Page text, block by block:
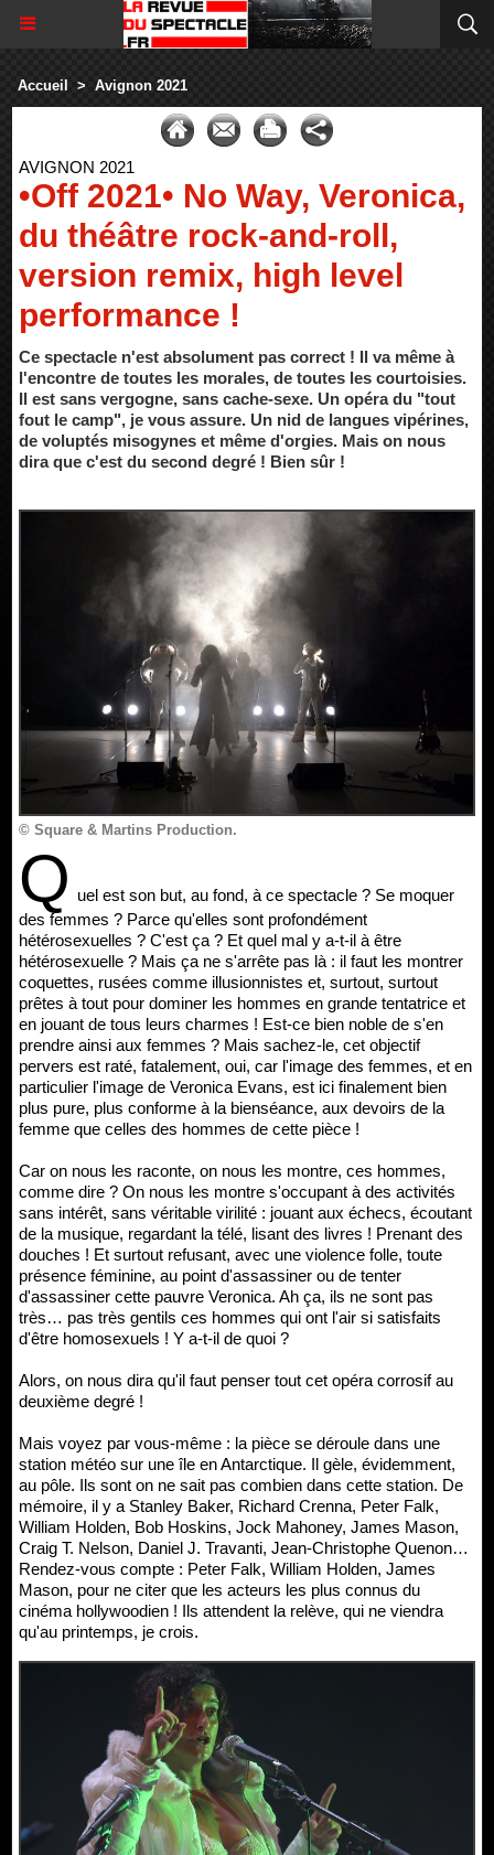
Accueil > Avignon 2021
AVIGNON 2021
•Off 2021• No Way, Veronica,
du théâtre rock-and-roll,
version remix, high level
performance !
Ce spectacle n'est absolument pas correct ! Il va même à
l'encontre de toutes les morales, de toutes les courtoisies.
Il est sans vergogne, sans cache-sexe. Un opéra du "tout
fout le camp", je vous assure. Un nid de langues vipérines,
de voluptés misogynes et même d'orgies. Mais on nous
dira que c'est du second degré ! Bien sûr !
© Square & Martins Production.
Q uel est son but, au fond, à ce spectacle ? Se moquer
des femmes ? Parce qu'elles sont profondément
hétérosexuelles ? C'est ça ? Et quel mal y a-t-il à être
hétérosexuelle ? Mais ça ne s'arrête pas là : il faut les montrer
coquettes, rusées comme illusionnistes et, surtout, surtout
prêtes à tout pour dominer les hommes en grande tentatrice et
en jouant de tous leurs charmes ! Est-ce bien noble de s'en
prendre ainsi aux femmes ? Mais sachez-le, cet objectif
pervers est raté, fatalement, oui, car l'image des femmes, et en
particulier l'image de Veronica Evans, est ici finalement bien
plus pure, plus conforme à la bienséance, aux devoirs de la
femme que celles des hommes de cette pièce !
Car on nous les raconte, on nous les montre, ces hommes,
comme dire ? On nous les montre s'occupant à des activités
sans intérêt, sans véritable virilité : jouant aux échecs, écoutant
de la musique, regardant la télé, lisant des livres ! Prenant des
douches ! Et surtout refusant, avec une violence folle, toute
présence féminine, au point d'assassiner ou de tenter
d'assassiner cette pauvre Veronica. Ah ça, ils ne sont pas
très… pas très gentils ces hommes qui ont l'air si satisfaits
d'être homosexuels ! Y a-t-il de quoi ?
Alors, on nous dira qu'il faut penser tout cet opéra corrosif au
deuxième degré !
Mais voyez par vous-même : la pièce se déroule dans une
station météo sur une île en Antarctique. Il gèle, évidemment,
au pôle. Ils sont on ne sait pas combien dans cette station. De
mémoire, il y a Stanley Baker, Richard Crenna, Peter Falk,
William Holden, Bob Hoskins, Jock Mahoney, James Mason,
Craig T. Nelson, Daniel J. Travanti, Jean-Christophe Quenon…
Rendez-vous compte : Peter Falk, William Holden, James
Mason, pour ne citer que les acteurs les plus connus du
cinéma hollywoodien ! Ils attendent la relève, qui ne viendra
qu'au printemps, je crois.